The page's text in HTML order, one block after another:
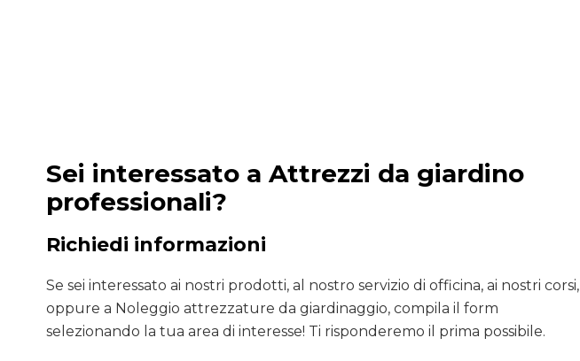
Sei interessato a Attrezzi da giardino
professionali?
Richiedi informazioni
Se sei interessato ai nostri prodotti, al nostro servizio di officina, ai nostri corsi,
oppure a Noleggio attrezzature da giardinaggio, compila il form
selezionando la tua area di interesse! Ti risponderemo il prima possibile.